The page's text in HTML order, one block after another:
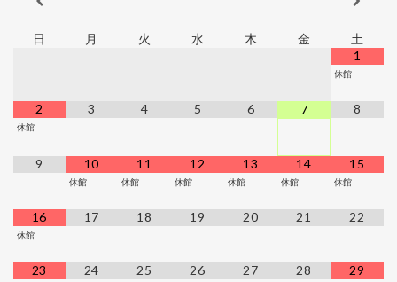
日 月 火 水 木 金
土
1
休館
2
休館
3 4 5 6 7 8
9 10
休館
11
休館
12
休館
13
休館
14
休館
15
休館
16
休館
17 18 19 20 21 22
23 24 25 26 27 28 29